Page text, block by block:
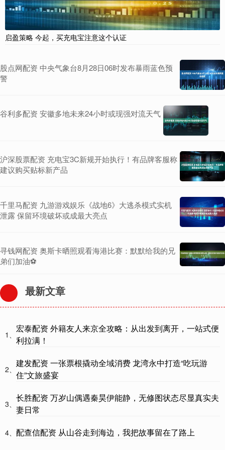
启盈策略 今起，买充电宝注意这个认证
股点网配资 中央气象台8月28日06时发布暴雨蓝色预
警
谷利多配资 安徽多地未来24小时或现强对流天气
沪深股票配资 充电宝3C新规开始执行！有品牌客服称
建议购买贴标新产品
千里马配资 九游游戏娱乐《战地6》大逃杀模式实机
泄露 保留环境破坏或成最大亮点
寻钱网配资 奥斯卡晒照观看海港比赛：默默给我的兄
弟们加油⚽️
最新文章
1、
宏泰配资 外籍友人来京全攻略：从出发到离开，一站式便
利拉满！
2、
建发配资 一张票根撬动全域消费 龙湾永中打造“吃玩游
住”文旅盛宴
3、
长胜配资 万岁山偶遇秦昊伊能静，无修图状态尽显真实夫
妻日常
4、 配查信配资 从山谷走到海边，我把故事留在了路上